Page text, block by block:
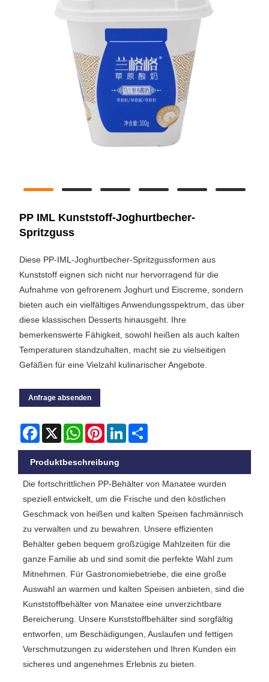
PP IML Kunststoff-Joghurtbecher-
Spritzguss
Diese PP-IML-Joghurtbecher-Spritzgussformen aus
Kunststoff eignen sich nicht nur hervorragend für die
Aufnahme von gefrorenem Joghurt und Eiscreme, sondern
bieten auch ein vielfältiges Anwendungsspektrum, das über
diese klassischen Desserts hinausgeht. Ihre
bemerkenswerte Fähigkeit, sowohl heißen als auch kalten
Temperaturen standzuhalten, macht sie zu vielseitigen
Gefäßen für eine Vielzahl kulinarischer Angebote.
Anfrage absenden
Facebook
X WhatsAppPinterestLinkedIn
Produktbeschreibung
Die fortschrittlichen PP-Behälter von Manatee wurden
speziell entwickelt, um die Frische und den köstlichen
Geschmack von heißen und kalten Speisen fachmännisch
zu verwalten und zu bewahren. Unsere effizienten
Behälter geben bequem großzügige Mahlzeiten für die
ganze Familie ab und sind somit die perfekte Wahl zum
Mitnehmen. Für Gastronomiebetriebe, die eine große
Auswahl an warmen und kalten Speisen anbieten, sind die
Kunststoffbehälter von Manatee eine unverzichtbare
Bereicherung. Unsere Kunststoffbehälter sind sorgfältig
entworfen, um Beschädigungen, Auslaufen und fettigen
Verschmutzungen zu widerstehen und Ihren Kunden ein
sicheres und angenehmes Erlebnis zu bieten.